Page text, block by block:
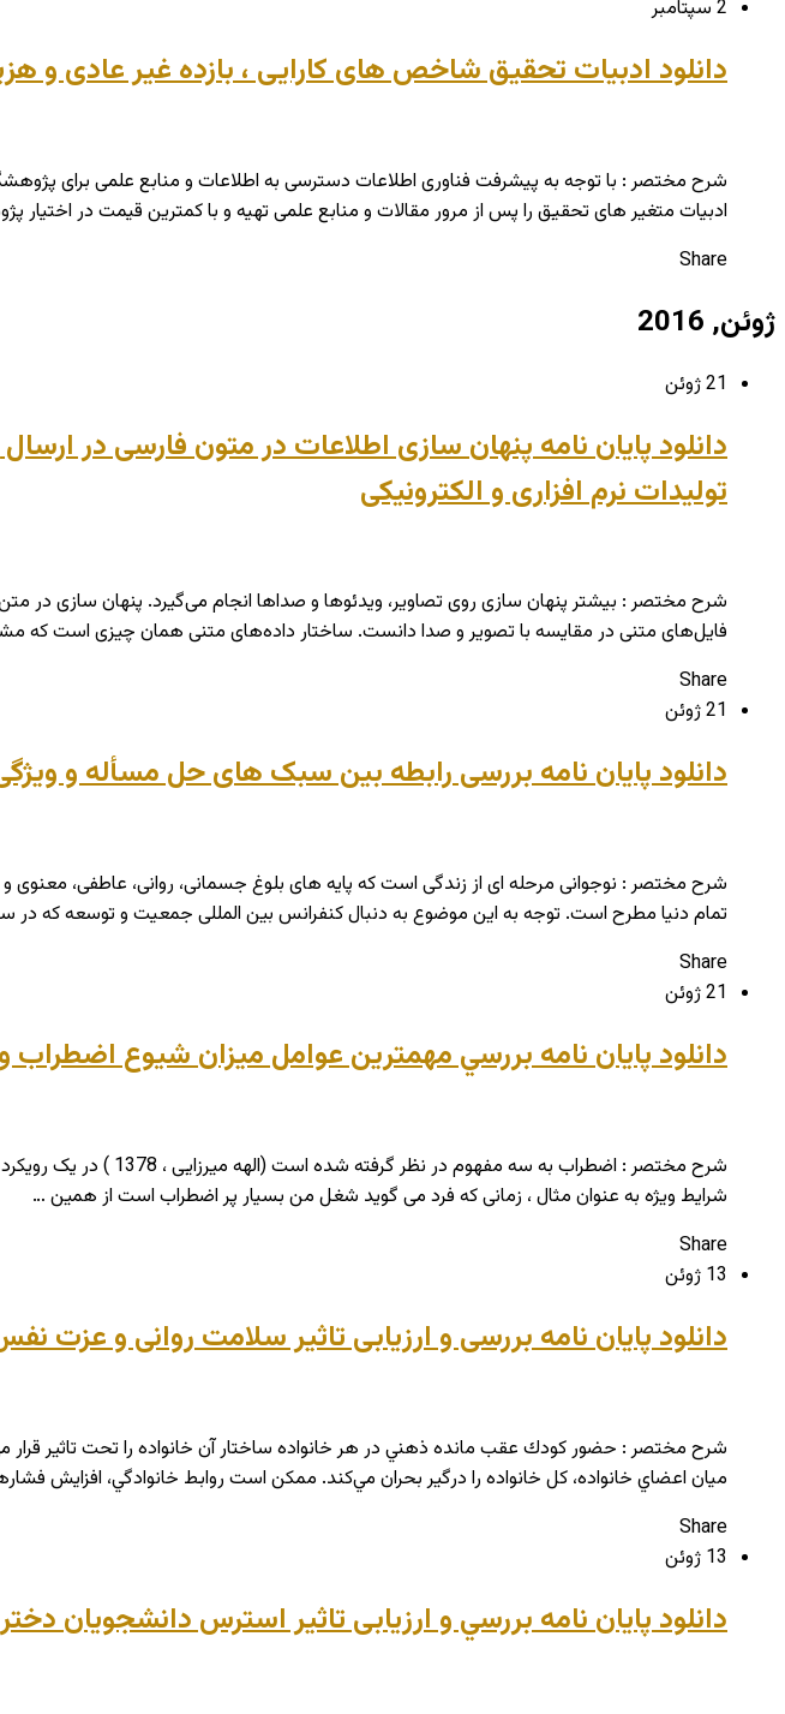
2 سپتامبر
دانلود ادبیات تحقیق شاخص های کارایی ، بازده غیر عادی و
شرح مختصر : با توجه به پیشرفت فناوری اطلاعات دسترسی به اطلاعات و منابع علمی برای
ادبیات متغیر های تحقیق را پس از مرور مقالات و منابع علمی تهیه و با کمترین قیمت در اختیار
Share
ژوئن, 2016
21 ژوئن
دانلود پایان نامه پنهان سازی اطلاعات در متون فارسی در
تولیدات نرم افزاری و الکترونیکی
شرح مختصر : بیشتر پنهان سازی روی تصاویر، ویدئوها و صداها انجام می‌گیرد. پنهان سازی در
فایل‌های متنی در مقایسه با تصویر و صدا دانست. ساختار داده‌های متنی همان چیزی است که
Share
21 ژوئن
دانلود پایان نامه بررسی رابطه بین سبک های حل مسأله و
شرح مختصر : نوجوانی مرحله ای از زندگی است که پایه های بلوغ جسمانی، روانی، عاطفی، معنوی
تمام دنیا مطرح است. توجه به این موضوع به دنبال کنفرانس بین المللی جمعیت و توسعه که در سال 1994 در
Share
21 ژوئن
دانلود پایان نامه بررسي مهمترین عوامل ميزان شيوع اضطراب
شرح مختصر : اضطراب
شرایط ویژه به عنوان مثال ، زمانی که فرد می گوید شغل من بسیار پر اضطراب است از همین …
Share
13 ژوئن
دانلود پایان نامه بررسی و ارزیابی تاثیر سلامت روانی و عزت
شرح مختصر : حضور كودك عقب مانده ذهني در هر خانواده ساختار آن خانواده را تحت تاثير
ميان اعضاي خانواده، كل خانواده را درگیر بحران مي‌كند. ممكن است روابط خانوادگي،
Share
13 ژوئن
دانلود پایان نامه بررسي و ارزیابی تاثیر استرس دانشجويان